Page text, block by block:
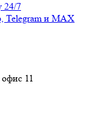
24/7
Telegram и MAX
11